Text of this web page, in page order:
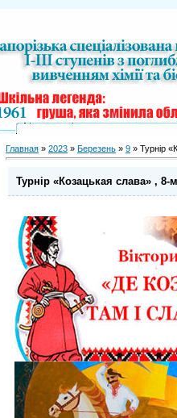
Главная » 2023 » Березень » 9 » Турнір
Турнір «Козацькая слава» , 8-